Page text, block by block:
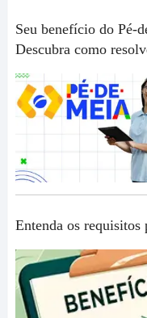
Seu benefício do Pé-
Descubra como
Entenda os